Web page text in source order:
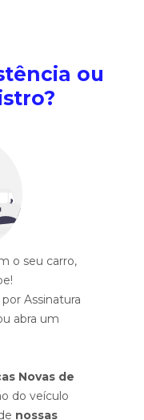
ou
o seu carro,
Assinatura
abra um
Novas de
do veículo
nossas